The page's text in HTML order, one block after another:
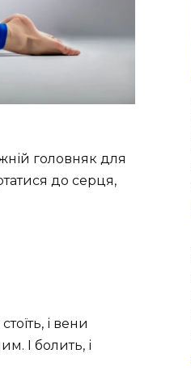
головняк для
до серця,
і вени
І болить, і